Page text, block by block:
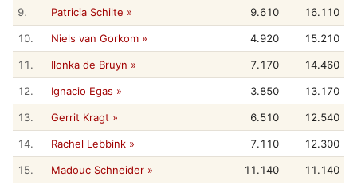
9. Patricia Schilte » 9.610 16.110
10. Niels van Gorkom » 4.920 15.210
11. Ilonka de Bruyn » 7.170 14.460
12. Ignacio Egas » 3.850 13.170
13. Gerrit Kragt » 6.510 12.540
14. Rachel Lebbink » 7.110 12.300
15. Madouc Schneider » 11.140 11.140